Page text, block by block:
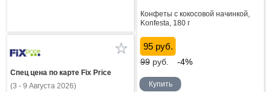
Конфеты с кокосовой начинкой,
Konfesta, 180 г
95 руб.
99руб. -4%
Купить
Спец цена по карте Fix Price
(3 - 9 Августа 2026)